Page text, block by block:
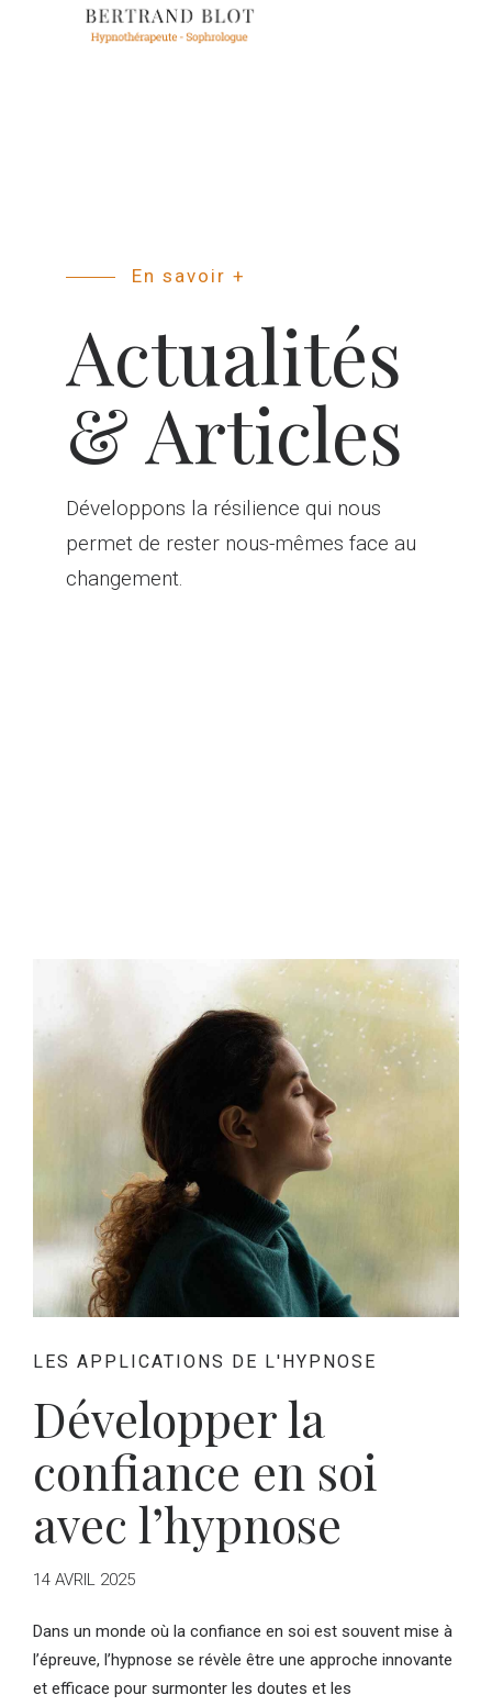
En savoir +
Actualités
& Articles
Développons la résilience qui nous
permet de rester nous-mêmes face au
changement.
LES APPLICATIONS DE L'HYPNOSE
Développer la
confiance en soi
avec l’hypnose
14 AVRIL 2025
Dans un monde où la confiance en soi est souvent mise à
l’épreuve, l’hypnose se révèle être une approche innovante
et efficace pour surmonter les doutes et les